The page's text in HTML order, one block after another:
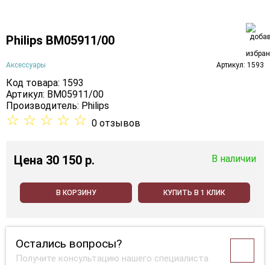
Philips BM05911/00
Аксессуары Артикул: 1593
Код товара: 1593
Артикул: BM05911/00
Производитель: Philips
☆ ☆ ☆ ☆ ☆ 0 отзывов
Цена 30 150 p. В наличии
В КОРЗИНУ КУПИТЬ В 1 КЛИК
Остались вопросы?
Получите консультацию нашего специалиста